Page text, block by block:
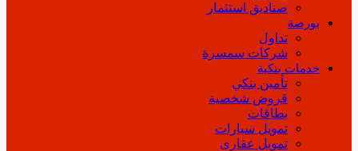
صناديق استثمار
بورصة
تداول
شركات سمسرة
خدمات بنكية
تأمين بنكي
قروض شخصية
بطاقات
تمويل سيارات
تمويل عقارى